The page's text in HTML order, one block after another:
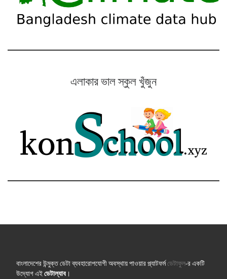
এলাকার ভাল স্কুল খুঁজুন
বাংলাদেশের উন্মুক্ত ডেটা ব্যবহারোপযোগী অবস্থায় পাওয়ার প্ল্যাটফর্মডেটাফুল-র একটি
উদ্যোগ এইডেটাল্যাব।